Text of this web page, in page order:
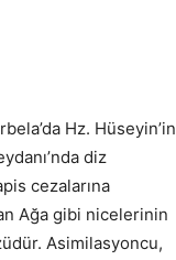
Hz. Hüseyin’in
diz
cezalarına
Ağa gibi nicelerinin
Asimilasyoncu,